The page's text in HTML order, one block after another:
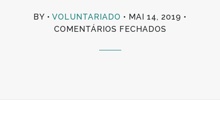
BY VOLUNTARIADO
MAI 14, 2019
COMENTÁRIOS FECHADOS